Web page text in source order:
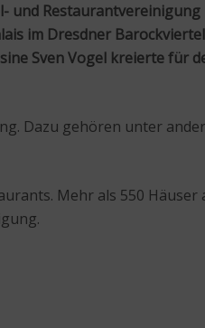
Restaurantvereinigung
im Dresdner
Sven Vogel kreierte für
Dazu gehören unter
Mehr als 550